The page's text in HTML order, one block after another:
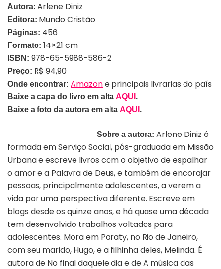
Autora: Arlene Diniz
Editora: Mundo Cristão
Páginas: 456
Formato: 14×21 cm
ISBN: 978-65-5988-586-2
Preço: R$ 94,90
Onde encontrar: Amazone principais livrarias do país
Baixe a capa do livro em alta AQUI .
Baixe a foto da autora em alta AQUI .
Sobre a autora: Arlene Diniz é
formada em Serviço Social, pós-graduada em Missão
Urbana e escreve livros com o objetivo de espalhar
o amor e a Palavra de Deus, e também de encorajar
pessoas, principalmente adolescentes, a verem a
vida por uma perspectiva diferente. Escreve em
blogs desde os quinze anos, e há quase uma década
tem desenvolvido trabalhos voltados para
adolescentes. Mora em Paraty, no Rio de Janeiro,
com seu marido, Hugo, e a filhinha deles, Melinda. É
autora de No final daquele dia e de A música das